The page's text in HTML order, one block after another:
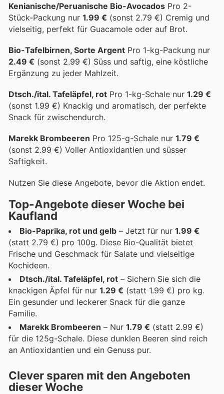
Kenianische/Peruanische Bio-Avocados Pro 2-
Stück-Packung nur 1.99 € (sonst 2.79 €) Cremig und
vielseitig, perfekt für Guacamole oder auf Brot.
Bio-Tafelbirnen, Sorte Argent Pro 1-kg-Packung nur
2.49 € (sonst 2.99 €) Süss und saftig, eine köstliche
Ergänzung zu jeder Mahlzeit.
Dtsch./ital. Tafeläpfel, rot Pro 1-kg-Schale nur 1.29 €
(sonst 1.99 €) Knackig und aromatisch, der perfekte
Snack für zwischendurch.
Marekk Brombeeren Pro 125-g-Schale nur 1.79 €
(sonst 2.99 €) Voller Antioxidantien und süsser
Saftigkeit.
Nutzen Sie diese Angebote, bevor die Aktion endet.
Top-Angebote dieser Woche bei
Kaufland
Bio-Paprika, rot und gelb – Jetzt für nur 1.99 €
(statt 2.79 €) pro 100g. Diese Bio-Qualität bietet
Frische und Geschmack für Salate und vielseitige
Kochideen.
Dtsch./ital. Tafeläpfel, rot – Sichern Sie sich die
knackigen Äpfel für nur 1.29 € (statt 1.99 €) pro kg.
Ein gesunder und leckerer Snack für die ganze
Familie.
Marekk Brombeeren – Nur 1.79 € (statt 2.99 €)
für die 125g-Schale. Diese dunklen Beeren sind reich
an Antioxidantien und ein Genuss pur.
Clever sparen mit den Angeboten
dieser Woche